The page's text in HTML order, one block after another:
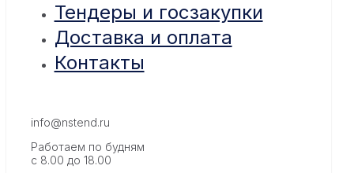
Тендеры и госзакупки
Доставка и оплата
Контакты
info@nstend.ru
Работаем по будням
с 8.00 до 18.00